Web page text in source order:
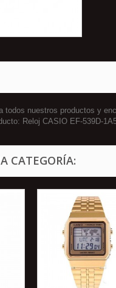
nuestros productos y
Reloj CASIO EF-539D-
CATEGORÍA: